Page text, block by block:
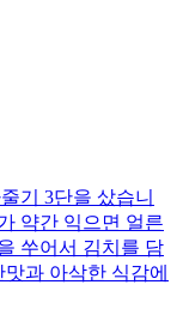
기 3단을 샀습니
약간 익으면 얼른
쑤어서 김치를 담
과 아삭한 식감에